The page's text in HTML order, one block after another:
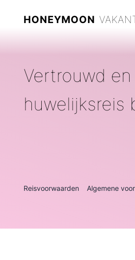
HONEYMOON
Vertrouwd
huwelijksreis
Reisvoorwaarden Algemene